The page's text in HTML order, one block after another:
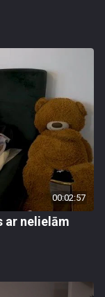
00:02:57
ar nelielām